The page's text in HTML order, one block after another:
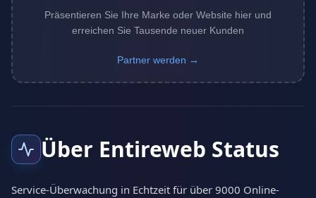
Präsentieren Sie Ihre Marke oder Website hier und
erreichen Sie Tausende neuer Kunden
Partner werden →
Über Entireweb Status
Service-Überwachung in Echtzeit für über 9000 Online-